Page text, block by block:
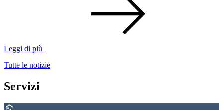
Leggi di più
Tutte le notizie
Servizi